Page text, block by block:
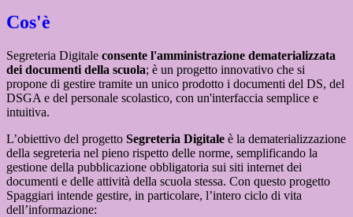
Cos'è
Segreteria Digitale consente l'amministrazione dematerializzata
dei documenti della scuola; è un progetto innovativo che si
propone di gestire tramite un unico prodotto i documenti del DS, del
DSGA e del personale scolastico, con un'interfaccia semplice e
intuitiva.
L’obiettivo del progetto Segreteria Digitale è la dematerializzazione
della segreteria nel pieno rispetto delle norme, semplificando la
gestione della pubblicazione obbligatoria sui siti internet dei
documenti e delle attività della scuola stessa. Con questo progetto
Spaggiari intende gestire, in particolare, l’intero ciclo di vita
dell’informazione: